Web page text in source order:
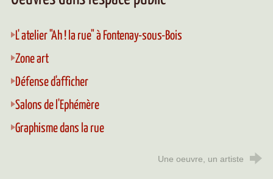
L' atelier "Ah ! la rue" à Fontenay-sous-Bois
Zone art
Défense d'afficher
Salons de l'Ephémère
Graphisme dans la rue
Une oeuvre, un artiste